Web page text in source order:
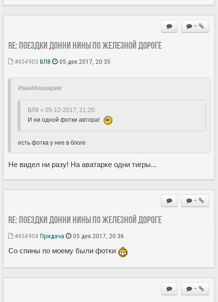
+
Re: Поездки Донни Нины по железной дороге
#454903 ВЛ8 05 дек 2017, 20:35
ИванМошкарев:
ВЛ8 » 05-12-2017, 21:20:
И ни одной фотки автора!
есть фотка у нее в блоге
Не видел ни разу! На аватарке одни тигры...
+
Re: Поездки Донни Нины по железной дороге
#454904 Придача 05 дек 2017, 20:36
Со спины по моему были фотки
+